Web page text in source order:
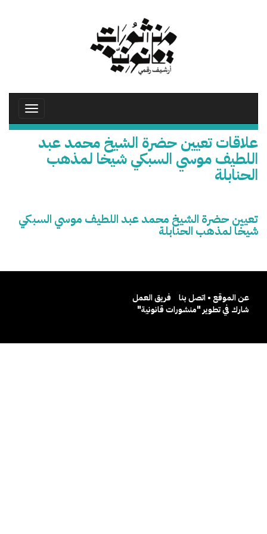
Toggle
علاقات تعيين حضرة الشيخ محمد عبد
اللطيف موسي السبكي شيخا لمذهب
الحنابلة
تعيين حضرة الشيخ محمد عبد اللطيف موسي السبكي
شيخا لمذهب الحنابلة
عن الموقع • اتصل بنا
فريق العمل
شارك في تطوير "منشورات قانونية"